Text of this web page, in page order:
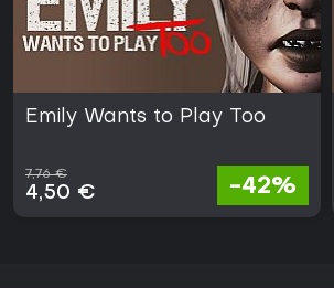
Emily Wants to Play Too
7,76 €
4,50 € -42%